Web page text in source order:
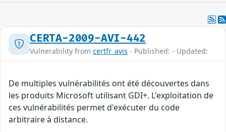
CERTA-2009-AVI-442
Vulnerability from certfr_avis - Published: - Updated:
De multiples vulnérabilités ont été découvertes dans
les produits Microsoft utilisant GDI+. L'exploitation de
ces vulnérabilités permet d'exécuter du code
arbitraire à distance.